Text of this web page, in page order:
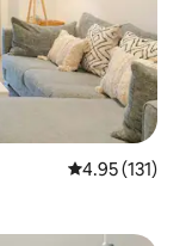
Calificación
4.95 (131)